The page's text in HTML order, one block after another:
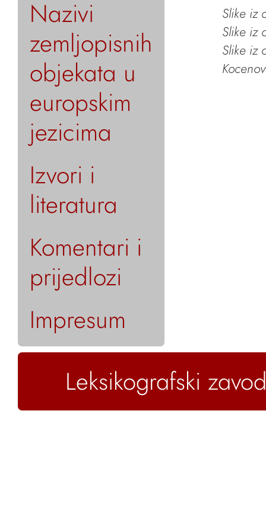
Nazivi
zemljopisnih
objekata u
europskim
jezicima
Izvori i
literatura
Komentari i
prijedlozi
Impresum
Slike iz
Slike iz
Slike iz
Leksikografski